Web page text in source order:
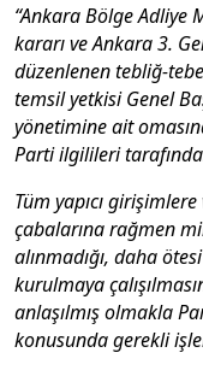
“Ankara Bölge Adliye
kararı ve Ankara 3.
düzenlenen tebliğ-
temsil yetkisi Genel
yönetimine ait
Parti ilgilileri
Tüm yapıcı
çabalarına rağmen
alınmadığı, daha
kurulmaya
anlaşılmış olmakla
konusunda gerekli